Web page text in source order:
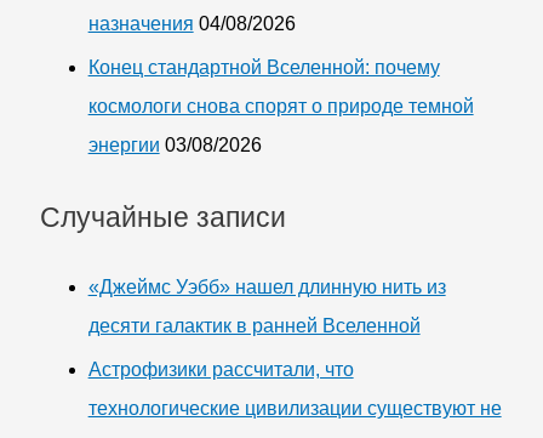
назначения 04/08/2026
Конец стандартной Вселенной: почему
космологи снова спорят о природе темной
энергии 03/08/2026
Случайные записи
«Джеймс Уэбб» нашел длинную нить из
десяти галактик в ранней Вселенной
Астрофизики рассчитали, что
технологические цивилизации существуют не